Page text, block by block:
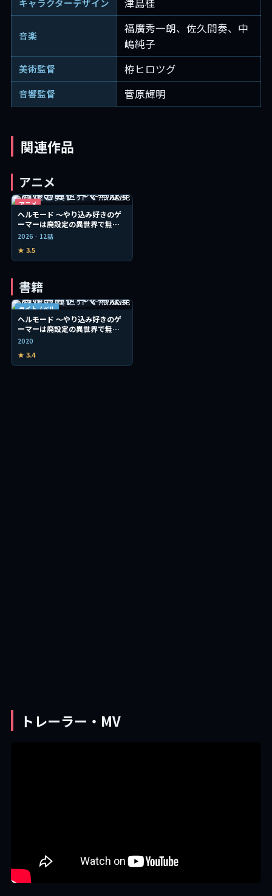
音楽
福廣秀一朗、佐久間奏、中
嶋純子
美術監督 栫ヒロツグ
音響監督 菅原輝明
関連作品
アニメ
アニメ
ヘルモード ～やり込み好きのゲ
ーマーは廃設定の異世界で無双
する～
2026 · 12話
★ 3.5
書籍
ライトノベル
ヘルモード ～やり込み好きのゲ
ーマーは廃設定の異世界で無双
する～
2020
★ 3.4
トレーラー・MV